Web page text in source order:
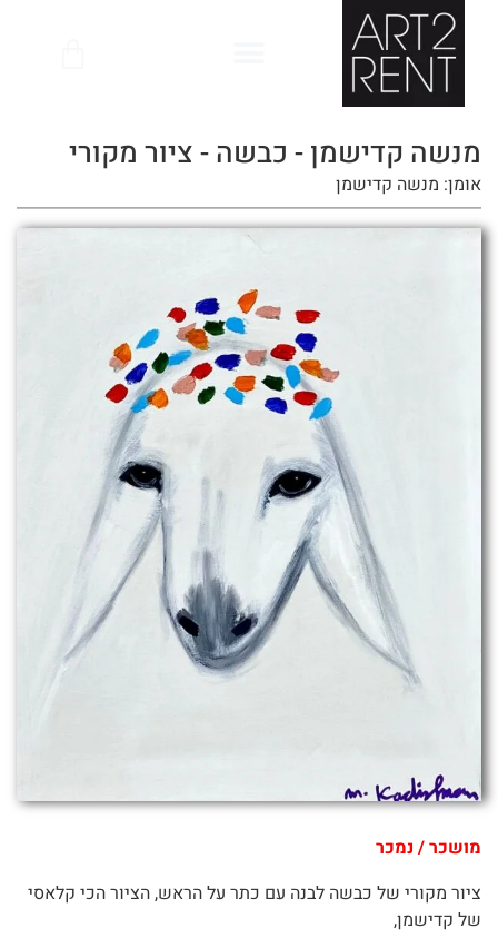
מנשה קדישמן - כבשה - ציור מקורי
אומן: מנשה קדישמן
מושכר / נמכר
ציור מקורי של כבשה לבנה עם כתר על הראש, הציור הכי קלאסי
של קדישמן,